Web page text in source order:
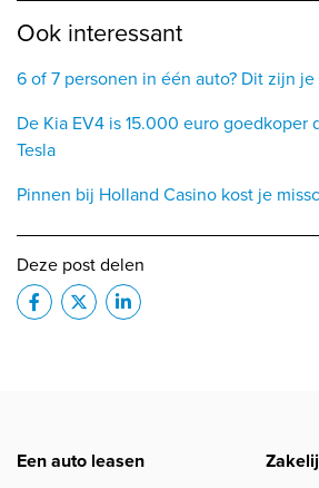
Ook interessant
6 of 7 personen in één auto? Dit zijn
De Kia EV4 is 15.000 euro goedkoper
Tesla
Pinnen bij Holland Casino kost je
Deze post delen
Een auto leasen